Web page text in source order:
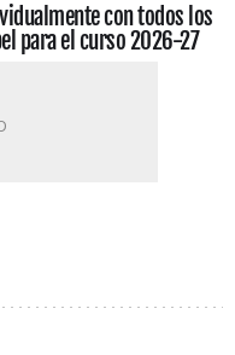
con todos los
para el curso 2026-27